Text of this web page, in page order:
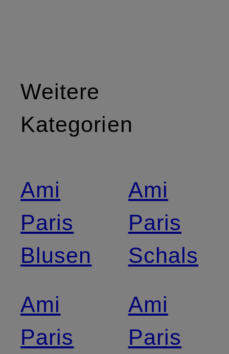
Weitere
Kategorien
Ami
Paris
Blusen
Ami
Paris
Ami
Paris
Schals
Ami
Paris